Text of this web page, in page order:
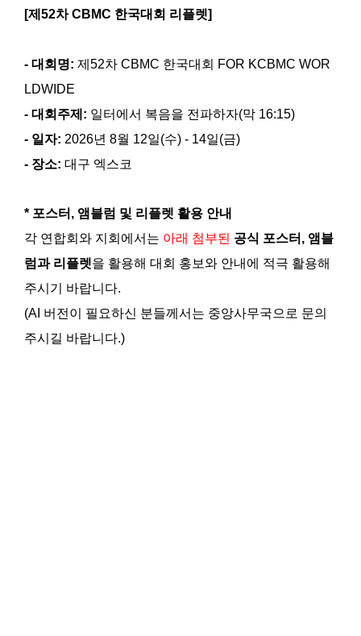
[제52차 CBMC 한국대회 리플렛]
- 대회명: 제52차 CBMC 한국대회 FOR KCBMC WOR
LDWIDE
- 대회주제: 일터에서 복음을 전파하자(막 16:15)
- 일자: 2026년 8월 12일(수) - 14일(금)
- 장소: 대구 엑스코
* 포스터, 앰블럼 및 리플렛 활용 안내
각 연합회와 지회에서는 아래 첨부된 공식 포스터, 앰블
럼과 리플렛을 활용해 대회 홍보와 안내에 적극 활용해
주시기 바랍니다.
(AI 버전이 필요하신 분들께서는 중앙사무국으로 문의
주시길 바랍니다.)